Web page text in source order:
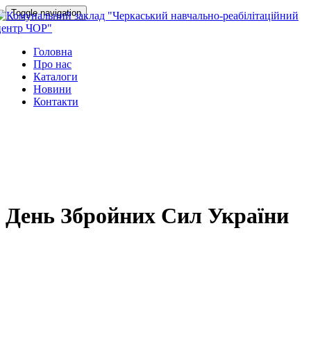
Toggle navigation
Головна
Про нас
Каталоги
Новини
Контакти
День Збройних Сил України